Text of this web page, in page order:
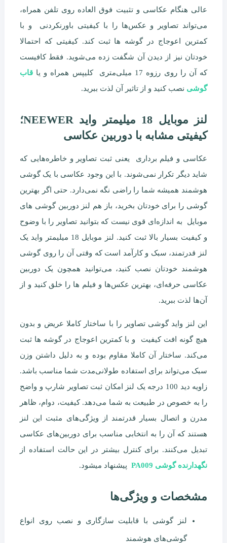
عالی هنگام عکاسی و تثبیت فوق العاده روی تلفن همراه،
می‌تواند تصاویر و عکس‌ها را با کیفیتی باورنکردنی و با
کمترین اعوجاج در گوشه ها ثبت کند. کیفیتی که احتمالا
خودتان نیز از دیدن آن شگفت زده می‌شوید. فقط کافیست
که آن را روی رزوه 17 میلی‌متری کلیپس همراه و یا
قاب
گوشی نصب کنید و از تاثیر آن لذت ببرید.
لنز موبایل 18 میلیمتر واید NEEWER؛
کیفیتی مشابه با دوربین عکاسی
عکاسی و فیلم برداری یعنی ثبت تصاویر و خاطره‌هایی که
شاید دیگر تکرار نمی‌شوند. با این وجود عکاسی با یک گوشی
هوشمند همیشه شما را راضی نگه نمی‌دارد. حتی اگر بهترین
گوشی را برای خودتان بخرید، باز هم لنز دوربین گوشی های
موبایل به اندازه‌ای قوی نیست که بتوانید تصاویر را با وضوح
و کیفیت بسیار بالا ثبت کنید. لنز موبایل 18 میلیمتر واید یک
لنز قدرتمند، سبک و کارآمد است که وقتی آن را روی گوشی
هوشمند خودتان نصب کنید، می‌توانید همچون یک دوربین
عکاسی حرفه‌ای، بهترین عکس‌ها و فیلم ها را خلق کنید و از
آن‌ها لذت ببرید.
این لنز واید گوشی تصاویر را با ساختار کاملا عریض و بدون
هیچ گونه افت کیفیت و با کمترین اعوجاج در گوشه ها ثبت
می‌کند. ساختار آن کاملا مقاوم بوده و به دلیل داشتن وزن
سبک می‌تواند برای استفاده طولانی‌مدت شما مناسب باشد.
زاویه دید 100 درجه یک لنز امکان ثبت تصاویر شارپ و واضح
را به خصوص در طبیعت به شما می‌دهد. کیفیت، دوام، ظاهر
مدرن و اتصال بسیار قدرتمند از ویژگی‌های مثبت این لنز
هستند که آن را به انتخابی مناسب برای دوربین‌های عکاسی
تبدیل می‌کنند. برای کنترل بیشتر در این حالت استفاده از
نگهدارنده گوشی PA009
پیشنهاد میشود.
مشخصات و ویژگی‌ها
لنز گوشی با قابلیت سازگاری و نصب روی انواع
گوشی‌های هوشمند